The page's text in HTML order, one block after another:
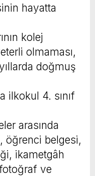
hayatta
kolej
olmaması,
doğmuş
ilkokul 4. sınıf
arasında
öğrenci belgesi,
ikametgâh
ve